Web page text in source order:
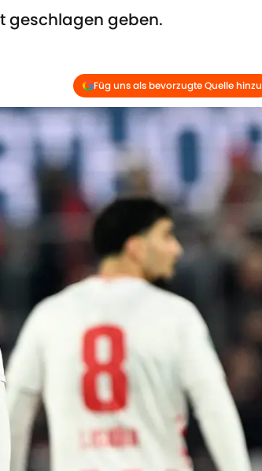
geschlagen geben.
Füg uns als bevorzugte Quelle hinzu